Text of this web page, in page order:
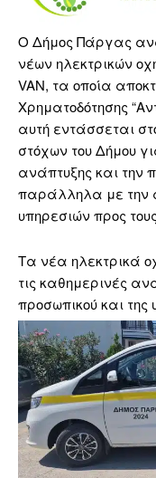
Ο Δήμος Πάργας
νέων ηλεκτρικών
VAN, τα οποία
Χρηματοδότησης
αυτή εντάσσεται
στόχων του Δήμου
ανάπτυξης και την
παράλληλα με την
υπηρεσιών προς
Τα νέα ηλεκτρικά
τις καθημερινές
προσωπικού και της